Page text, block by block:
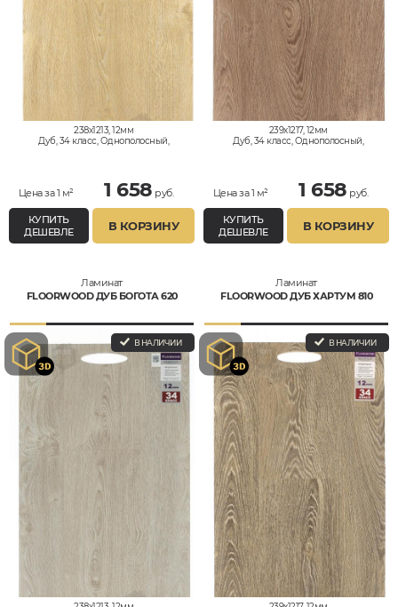
238x1213, 12мм
Дуб, 34 класс, Однополосный,
Цена за 1 м² 1 658 руб.
КУПИТЬ
ДЕШЕВЛЕ
В КОРЗИНУ
239x1217, 12мм
Дуб, 34 класс, Однополосный,
Цена за 1 м² 1 658 руб.
КУПИТЬ
ДЕШЕВЛЕ
В КОРЗИНУ
Ламинат
FLOORWOOD ДУБ БОГОТА 620
В НАЛИЧИИ
Ламинат
FLOORWOOD ДУБ ХАРТУМ 810
В НАЛИЧИИ